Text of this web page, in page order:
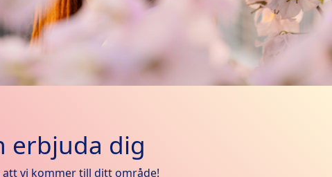
erbjuda dig
vi kommer till ditt område!